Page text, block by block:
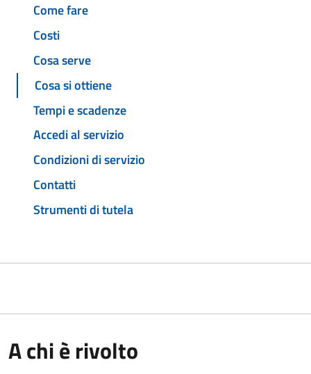
Come fare
Costi
Cosa serve
Cosa si ottiene
Tempi e scadenze
Accedi al servizio
Condizioni di servizio
Contatti
Strumenti di tutela
A chi è rivolto